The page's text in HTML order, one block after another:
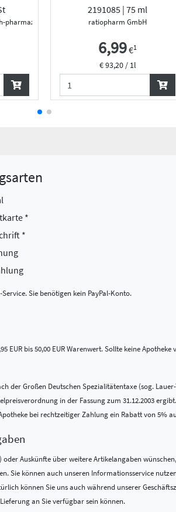
pharmazeutische Fab...
2191085 | 75 ml
ratiopharm GmbH
6,99€1
€ 93,20 / 1l
*
*
Service. Sie benötigen kein PayPal-Konto.
EUR bis 50,00 EUR Warenwert. Sollte keine
Großen Deutschen Spezialitätentaxe (sog.
in der Fassung zum 31.12.2003
bei rechtzeitiger Zahlung ein Rabatt von 5%
Auskünfte über weitere Artikelangaben
können auch unseren Informationsservice
können Sie uns auch während unserer
an Sie verfügbar sein können.